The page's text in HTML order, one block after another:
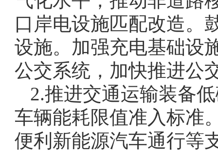
口岸电设施匹配改造。
设施。加强充电基础设
公交系统，加快推进公
2.推进交通运输装备
车辆能耗限值准入标准
便利新能源汽车通行等